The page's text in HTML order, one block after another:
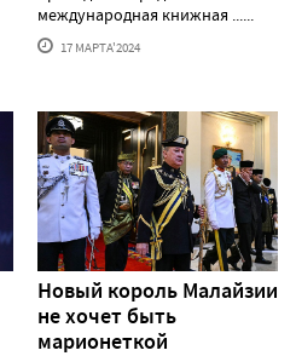
международная книжная ......
17 МАРТА'2024
Новый король Малайзии
не хочет быть
марионеткой